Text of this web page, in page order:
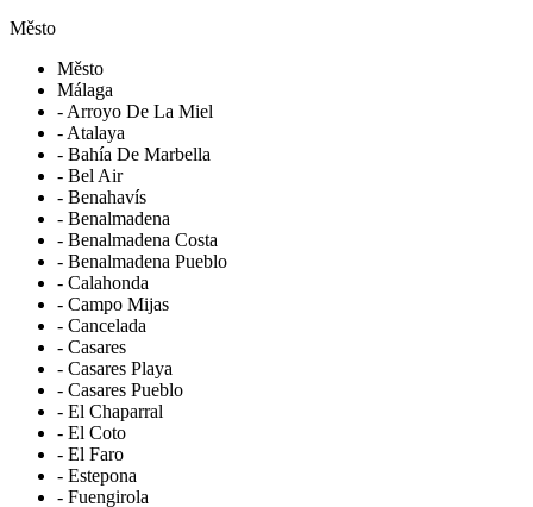
Město
Město
Málaga
- Arroyo De La Miel
- Atalaya
- Bahía De Marbella
- Bel Air
- Benahavís
- Benalmadena
- Benalmadena Costa
- Benalmadena Pueblo
- Calahonda
- Campo Mijas
- Cancelada
- Casares
- Casares Playa
- Casares Pueblo
- El Chaparral
- El Coto
- El Faro
- Estepona
- Fuengirola